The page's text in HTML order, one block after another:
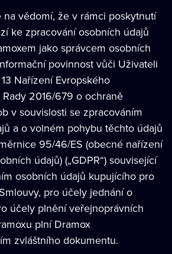
na vědomí, že v rámci poskytnutí
ke zpracování osobních údajů
jako správcem osobních
povinnost vůči Uživateli
Nařízení Evropského
2016/679 o ochraně
v souvislosti se zpracováním
a o volném pohybu těchto údajů
95/46/ES (obecné nařízení
údajů) („GDPR“) související
osobních údajů kupujícího pro
pro účely jednání o
účely plnění veřejnoprávních
plní Dramox
zvláštního dokumentu.